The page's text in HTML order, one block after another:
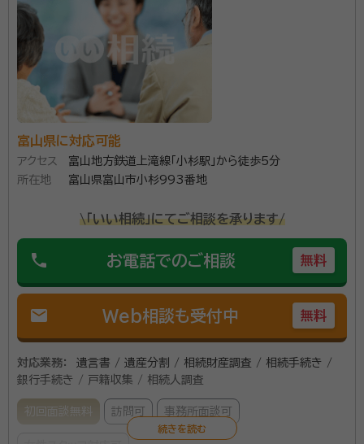
行政書士おおい事務所は、JR城端線 林駅より徒歩23
分ほどの場所にあります。代表の大井研也先生は、飲料
メーカーを経て不動産コンサルティング会社に入社、富
裕層へのコンサルティングや住む家がない方への住居
の提供などに従事。その際には、地域生活移行支援事業
を担当されました。 さまざまな人々と関わった経験をも
とに、広い視野で幅広い相談対応をしていることが特徴
るサポートをしているそう。 土日相談や19時以降の対
応が可能なので、事情で時間をとりにくい方でも気軽に
相談できます。また、メール受付や訪問相談など、きめ
細かな対応ができるのも良いところ。初回は相談料が無
料ですので、お困りごとやお悩みごとがある方は相談し
てみてください。
資格等：
行政書士・宅地建物取引士・民事信託コンサルタント・生命
保険募集人・相続診断士
富山県に対応可能
アクセス
富山地方鉄道上滝線「小杉駅」から徒歩5分
所在地
富山県富山市小杉993番地
\「いい相続」にてご相談を承ります/
phone お電話でのご相談 無料
mail Web相談も受付中 無料
対応業務：
遺言書 / 遺産分割 / 相続財産調査 / 相続手続き /
銀行手続き / 戸籍収集 / 相続人調査
初回面談無料 訪問可 事務所面談可